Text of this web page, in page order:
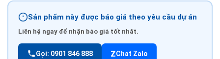
Sản phẩm này được báo giá theo yêu cầu dự án
Liên hệ ngay để nhận báo giá tốt nhất.
Gọi: 0901 846 888 ZChat Zalo